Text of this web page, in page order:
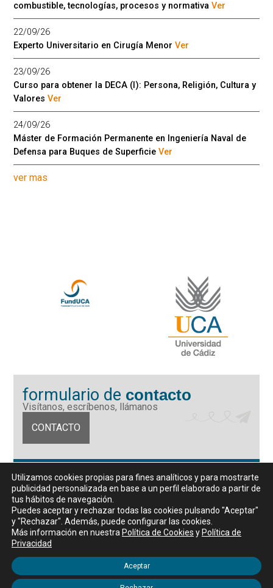
combustible, tecnologías, procesos y normativaVer
22/09/26
Experto Universitario en Cirugía MenorVer
23/09/26
Curso para obtener la DECA (I): Persona, Religión, Cultura y
ValoresVer
24/09/26
Máster de Formación Permanente en Ingeniería Naval de
Defensa para Buques de SuperficieVer
ver mas
formulario de contacto
Visítanos, escríbenos, llámanos
CONTACTO
Fundación Universidad de Cádiz
Calle Ancha 10 (Edificio José Pérez Llorca), CP. 11001, Cádiz
CIF: G11442167
956 07 03 70 / 72
Horario de atención al público
De lunes a viernes, de 9 a 14 horas
Utilizamos cookies propias para fines analíticos y para mostrarte
publicidad personalizada en base a un perfil elaborado a partir de
tus hábitos de navegación.
Puedes aceptar y rechazar todas las cookies pulsando "Aceptar"
y "Rechazar". Además, puede configurar las cookies.
Más información en nuestra Política de Cookies y Política de
Privacidad
Aceptar